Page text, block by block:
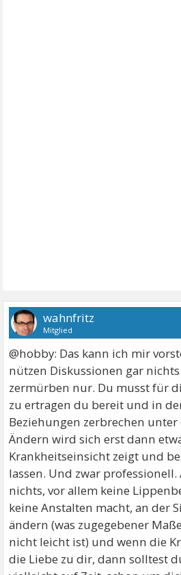
wahnfritz
Mitglied
@hobby: Das kann ich mir
nützen Diskussionen gar
zermürben nur. Du musst für
zu ertragen du bereit und in
Beziehungen zerbrechen
Ändern wird sich erst dann
Krankheitseinsicht zeigt und
lassen. Und zwar
nichts, vor allem keine
keine Anstalten macht, an der
ändern (was zugegebener
nicht leicht ist) und wenn die
die Liebe zu dir, dann solltest